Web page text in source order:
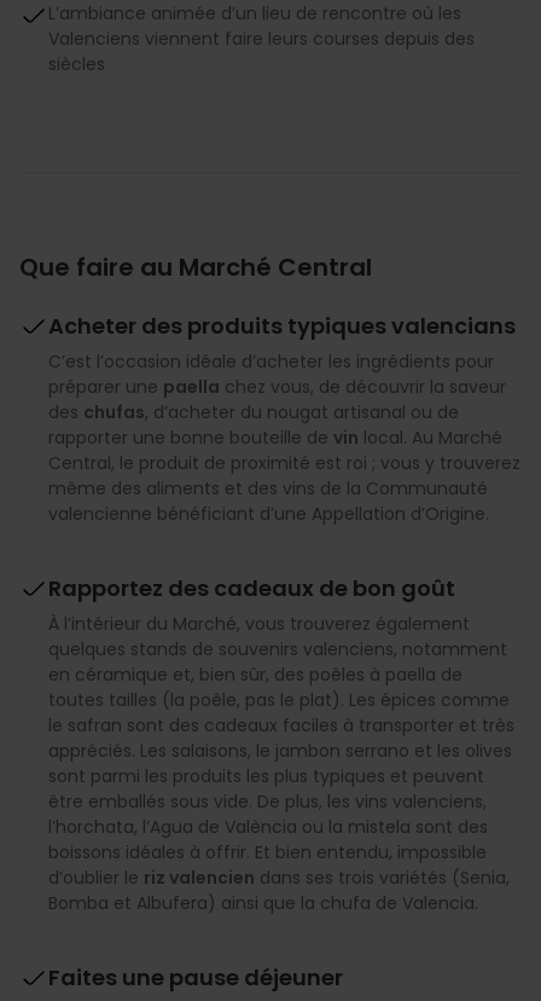
L’ambiance animée d’un lieu de rencontre où les
Valenciens viennent faire leurs courses depuis des
siècles
Que faire au Marché Central
Acheter des produits typiques valencians
C’est l’occasion idéale d’acheter les ingrédients pour
préparer une paella chez vous, de découvrir la saveur
des chufas, d’acheter du nougat artisanal ou de
rapporter une bonne bouteille de vin local. Au Marché
Central, le produit de proximité est roi ; vous y trouverez
même des aliments et des vins de la Communauté
valencienne bénéficiant d’une Appellation d’Origine.
Rapportez des cadeaux de bon goût
À l’intérieur du Marché, vous trouverez également
quelques stands de souvenirs valenciens, notamment
en céramique et, bien sûr, des poêles à paella de
toutes tailles (la poêle, pas le plat). Les épices comme
le safran sont des cadeaux faciles à transporter et très
appréciés. Les salaisons, le jambon serrano et les olives
sont parmi les produits les plus typiques et peuvent
être emballés sous vide. De plus, les vins valenciens,
l’horchata, l’Agua de València ou la mistela sont des
boissons idéales à offrir. Et bien entendu, impossible
d’oublier le riz valencien dans ses trois variétés (Senia,
Bomba et Albufera) ainsi que la chufa de Valencia.
Faites une pause déjeuner